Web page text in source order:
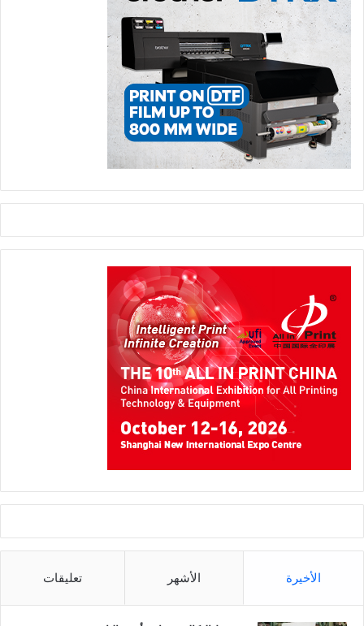
الأخيرة الأشهر تعليقات